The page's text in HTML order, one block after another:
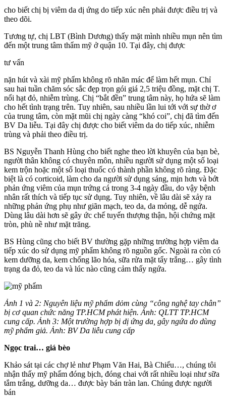
cho biết chị bị viêm da dị ứng do tiếp xúc nên phải được điều trị và
theo dõi.
Tương tự, chị LBT (Bình Dương) thấy mặt mình nhiều mụn nên tìm
đến một trung tâm thẩm mỹ ở quận 10. Tại đây, chị được
tư vấn
nặn hút và xài mỹ phẩm không rõ nhãn mác để làm hết mụn. Chỉ
sau hai tuần chăm sóc sắc đẹp trọn gói giá 2,5 triệu đồng, mặt chị T.
nổi hạt đỏ, nhiễm trùng. Chị “bắt đền” trung tâm này, họ hứa sẽ làm
cho hết tình trạng trên. Tuy nhiên, sau nhiều lần lui tới với sự thờ ơ
của trung tâm, còn mặt mũi chị ngày càng “khó coi”, chị đã tìm đến
BV Da liễu. Tại đây chị được cho biết viêm da do tiếp xúc, nhiễm
trùng và phải theo điều trị.
BS Nguyễn Thanh Hùng cho biết nghe theo lời khuyên của bạn bè,
người thân không có chuyên môn, nhiều người sử dụng một số loại
kem trộn hoặc một số loại thuốc có thành phần không rõ ràng. Đặc
biệt là có corticoid, làm cho da người sử dụng sáng, mịn hơn và bớt
phản ứng viêm của mụn trứng cá trong 3-4 ngày đầu, do vậy bệnh
nhân rất thích và tiếp tục sử dụng. Tuy nhiên, về lâu dài sẽ xảy ra
những phản ứng phụ như giãn mạch, teo da, da mỏng, dễ ngứa.
Dùng lâu dài hơn sẽ gây ức chế tuyến thượng thận, hội chứng mặt
tròn, phù nề như mặt trăng.
BS Hùng cũng cho biết BV thường gặp những trường hợp viêm da
tiếp xúc do sử dụng mỹ phẩm không rõ nguồn gốc. Ngoài ra còn có
kem dưỡng da, kem chống lão hóa, sữa rửa mặt tẩy trắng… gây tình
trạng da đỏ, teo da và lúc nào cũng cảm thấy ngứa.
Ảnh 1 và 2: Nguyên liệu mỹ phẩm dỏm cùng “công nghệ tay chân”
bị cơ quan chức năng TP.HCM phát hiện. Ảnh: QLTT TP.HCM
cung cấp. Ảnh 3: Một trường hợp bị dị ứng da, gây ngứa do dùng
mỹ phẩm giả. Ảnh: BV Da liễu cung cấp
Ngọc trai… giá bèo
Khảo sát tại các chợ lẻ như Phạm Văn Hai, Bà Chiểu…, chúng tôi
nhận thấy mỹ phẩm đóng bịch, đóng chai với rất nhiều loại như sữa
tắm trắng, dưỡng da… được bày bán tràn lan. Chúng được người
bán